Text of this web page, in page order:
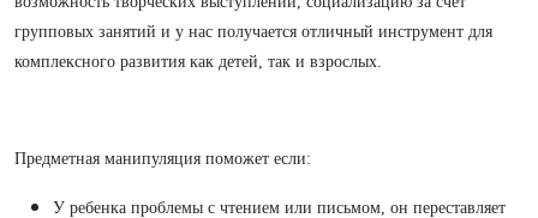
групповых занятий и у нас получается отличный инструмент для
комплексного развития как детей, так и взрослых.
Предметная манипуляция поможет если:
У ребенка проблемы с чтением или письмом, он переставляет